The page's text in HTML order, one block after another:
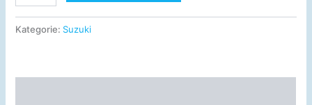
Kategorie: Suzuki